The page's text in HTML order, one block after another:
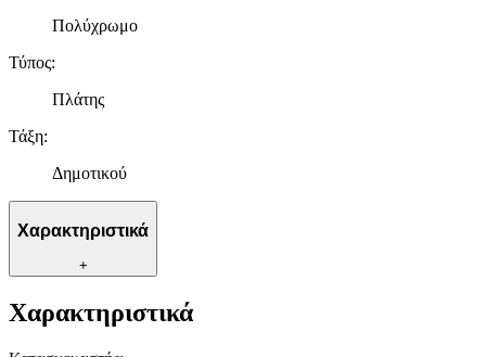
Πολύχρωμο
Τύπος:
Πλάτης
Τάξη:
Δημοτικού
Χαρακτηριστικά
+
Χαρακτηριστικά